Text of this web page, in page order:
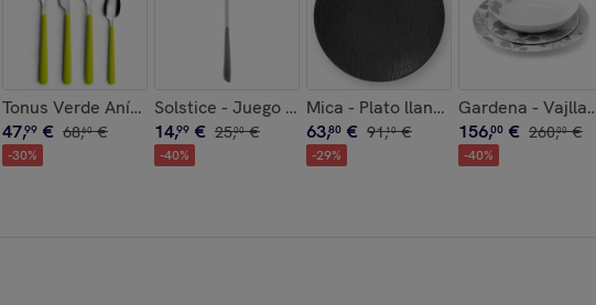
y tapacon sierra
cucharillas expreso
Tonus Verde Anís - Cubiertos 48 piezas
47,99 € 68,60 €
-30%
Solstice - Juego de 6 cucharas para hielo
14,99 € 25,00 €
-40%
Mica - Plato llano (x6)
63,80 € 91,10 €
-29%
Gardena - Vajlla
156,00 € 260,00 €
-40%